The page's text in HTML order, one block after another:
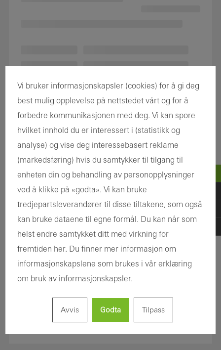
Vi bruker informasjonskapsler (cookies) for å gi deg
best mulig opplevelse på nettstedet vårt og for å
forbedre kommunikasjonen med deg. Vi kan spore
hvilket innhold du er interessert i (statistikk og
analyse) og vise deg interessebasert reklame
(markedsføring) hvis du samtykker til tilgang til
enheten din og behandling av personopplysninger
ved å klikke på «godta». Vi kan bruke
tredjepartsleverandører til disse tiltakene, som også
kan bruke dataene til egne formål. Du kan når som
helst endre samtykket ditt med virkning for
fremtiden her. Du finner mer informasjon om
informasjonskapslene som brukes i vår erklæring
om bruk av informasjonskapsler.
Avvis Godta Tilpass